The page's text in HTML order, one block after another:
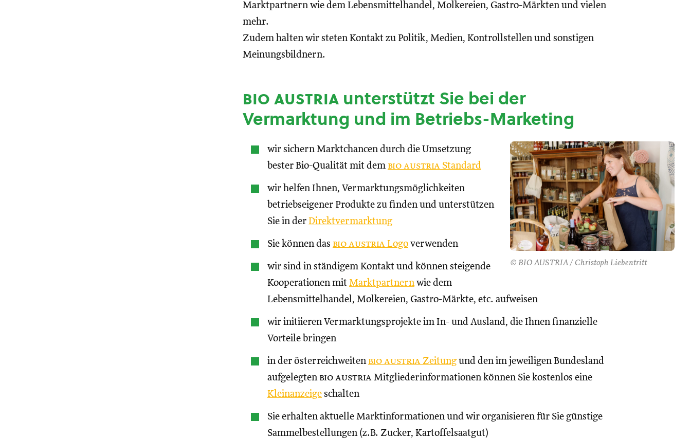
Marktpartnern wie dem Lebensmittelhandel, Molkereien, Gastro-Märkten und vielen
mehr.
Zudem halten wir steten Kontakt zu Politik, Medien, Kontrollstellen und sonstigen
Meinungsbildnern.
bio austria unterstützt Sie bei der
Vermarktung und im Betriebs-Marketing
© BIO AUSTRIA / Christoph Liebentritt
wir sichern Marktchancen durch die Umsetzung
bester Bio-Qualität mit dem bio austria Standard
wir helfen Ihnen, Vermarktungsmöglichkeiten
betriebseigener Produkte zu finden und unterstützen
Sie in der Direktvermarktung
Sie können das bio austria Logo verwenden
wir sind in ständigem Kontakt und können steigende
Kooperationen mit Marktpartnernwie dem
Lebensmittelhandel, Molkereien, Gastro-Märkte, etc. aufweisen
wir initiieren Vermarktungsprojekte im In- und Ausland, die Ihnen finanzielle
Vorteile bringen
in der österreichweiten bio austria Zeitungund den im jeweiligen Bundesland
aufgelegten bio austria Mitgliederinformationen können Sie kostenlos eine
Kleinanzeige schalten
Sie erhalten aktuelle Marktinformationen und wir organisieren für Sie günstige
Sammelbestellungen (z.B. Zucker, Kartoffelsaatgut)